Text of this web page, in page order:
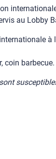
au Lobby
à
coin barbecue.